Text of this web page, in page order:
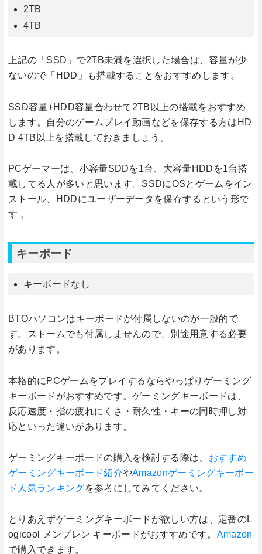
2TB
4TB
上記の「SSD」で2TB未満を選択した場合は、容量が少
ないので「HDD」も搭載することをおすすめします。
SSD容量+HDD容量合わせて2TB以上の搭載をおすすめ
します。自分のゲームプレイ動画などを保存する方はHD
D 4TB以上を搭載しておきましょう。
PCゲーマーは、小容量SDDを1台、大容量HDDを1台搭
載してる人が多いと思います。SSDにOSとゲームをイン
ストール、HDDにユーザーデータを保存するという形で
す 。
キーボード
キーボードなし
BTOパソコンはキーボードが付属しないのが一般的で
す。ストームでも付属しませんので、別途用意する必要
があります。
本格的にPCゲームをプレイするならやっぱりゲーミング
キーボードがおすすめです。ゲーミングキーボードは、
反応速度・指の疲れにくさ・耐久性・キーの同時押し対
応といった違いがあります。
ゲーミングキーボードの購入を検討する際は、 おすすめ
ゲーミングキーボード紹介やAmazonゲーミングキーボー
ド人気ランキングを参考にしてみてください。
とりあえずゲーミングキーボードが欲しい方は、定番のL
ogicool メンブレン キーボードがおすすめです。 Amazon
で購入できます。